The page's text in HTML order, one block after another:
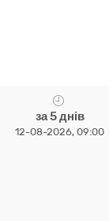
за 5 днів
12-08-2026, 09:00